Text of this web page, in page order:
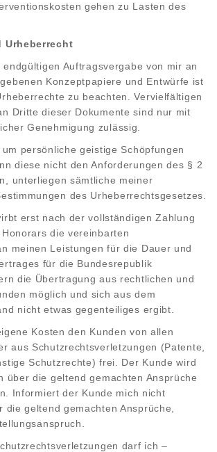
gehen zu Lasten des
Urheberrecht
Auftragsvergabe von mir an
Konzeptpapiere und Entwürfe ist
zu beachten. Vervielfältigen
Dritte dieser Dokumente sind nur mit
Genehmigung zulässig.
persönliche geistige Schöpfungen
diese nicht den Anforderungen des § 2
unterliegen sämtliche meiner
des Urheberrechtsgesetzes.
erst nach der vollständigen Zahlung
die vereinbarten
meinen Leistungen für die Dauer und
für die Bundesrepublik
die Übertragung aus rechtlichen und
möglich und sich aus dem
nicht etwas gegenteiliges ergibt.
Kosten den Kunden von allen
aus Schutzrechtsverletzungen (Patente,
Schutzrechte) frei. Der Kunde wird
über die geltend gemachten Ansprüche
Informiert der Kunde mich nicht
die geltend gemachten Ansprüche,
darf ich –